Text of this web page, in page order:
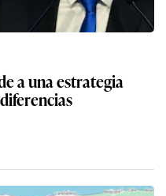
a una estrategia